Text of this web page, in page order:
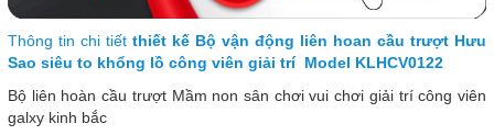
Thông tin chi tiết thiết kế Bộ vận động liên hoan cầu trượt Hưu
Sao siêu to khổng lồ công viên giải trí Model KLHCV0122
Bộ liên hoàn cầu trượt Mầm non sân chơi vui chơi giải trí công viên
galxy kinh bắc